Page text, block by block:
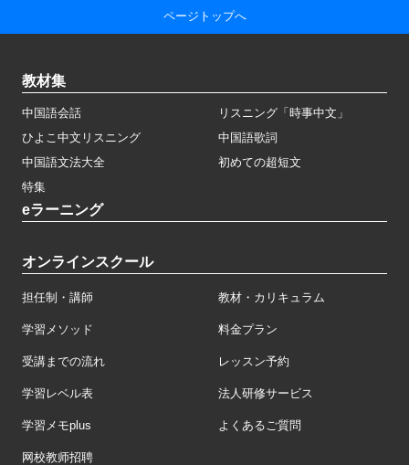
ページトップへ
教材集
中国語会話
リスニング「時事中文」
ひよこ中文リスニング
中国語歌詞
中国語文法大全
初めての超短文
特集
eラーニング
オンラインスクール
担任制・講師 教材・カリキュラム
学習メソッド 料金プラン
受講までの流れ レッスン予約
学習レベル表 法人研修サービス
学習メモplus よくあるご質問
网校教师招聘